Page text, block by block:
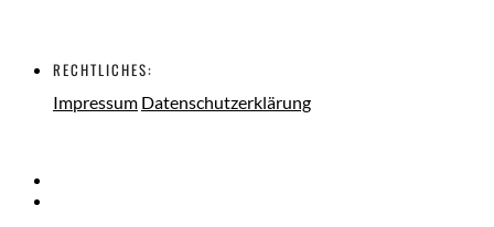
RECHTLICHES:
Impressum Datenschutzerklärung